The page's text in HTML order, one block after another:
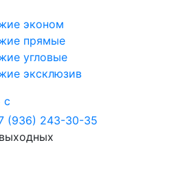
эконом
прямые
угловые
эксклюзив
с
(936) 243-30-35